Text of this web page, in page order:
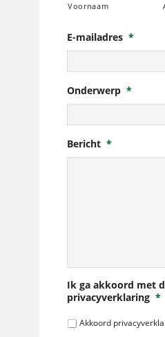
Voornaam
E-mailadres *
Onderwerp *
Bericht *
Ik ga akkoord met
privacyverklaring *
Akkoord